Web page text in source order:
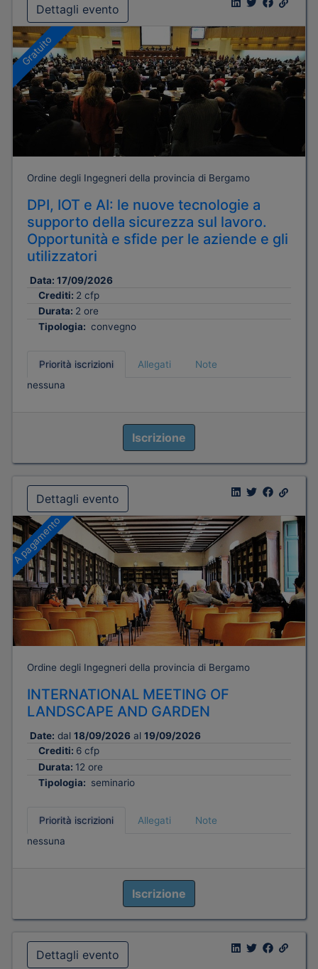
Dettagli evento
Gratuito
Ordine degli Ingegneri della provincia di Bergamo
DPI, IOT e AI: le nuove tecnologie a
supporto della sicurezza sul lavoro.
Opportunità e sfide per le aziende e gli
utilizzatori
Data: 17/09/2026
Crediti: 2 cfp
Durata: 2 ore
Tipologia: convegno
Priorità iscrizioni Allegati
Note
nessuna
Iscrizione
Dettagli evento
A pagamento
Ordine degli Ingegneri della provincia di Bergamo
INTERNATIONAL MEETING OF
LANDSCAPE AND GARDEN
Date: dal 18/09/2026 al 19/09/2026
Crediti: 6 cfp
Durata: 12 ore
Tipologia: seminario
Priorità iscrizioni Allegati
Note
nessuna
Iscrizione
Dettagli evento